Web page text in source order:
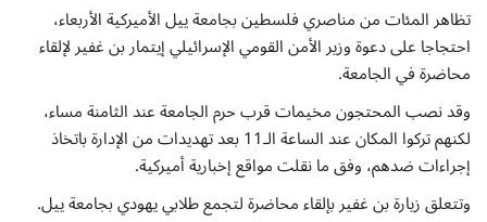
البنود والشروط
رئيس التحرير
إتصل بنا
تظاهر المئات من مناصري فلسطين بجامعة ييل الأميركية الأربعاء،
احتجاجا على دعوة وزير الأمن القومي الإسرائيلي إيتمار بن غفير لإلقاء
محاضرة في الجامعة.
وقد نصب المحتجون مخيمات قرب حرم الجامعة عند الثامنة مساء،
لكنهم تركوا المكان عند الساعة الـ11 بعد تهديدات من الإدارة باتخاذ
إجراءات ضدهم، وفق ما نقلت مواقع إخبارية أميركية.
وتتعلق زيارة بن غفير بإلقاء محاضرة لتجمع طلابي يهودي بجامعة ييل.